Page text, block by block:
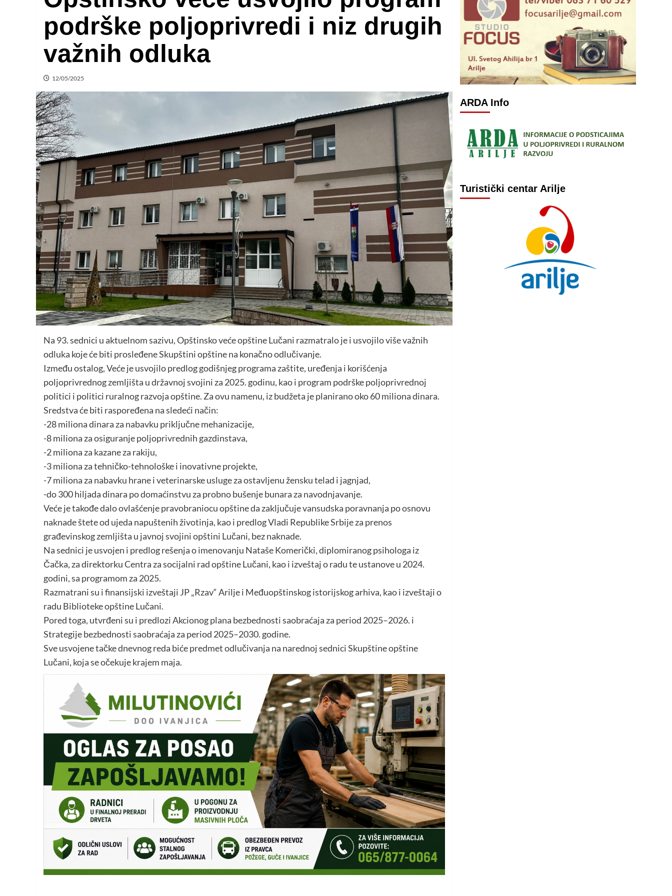
podrške poljoprivredi i niz drugih
važnih odluka
12/05/2025
Na 93. sednici u aktuelnom sazivu, Opštinsko veće opštine Lučani razmatralo je i usvojilo više važnih
odluka koje će biti prosleđene Skupštini opštine na konačno odlučivanje.
Između ostalog, Veće je usvojilo predlog godišnjeg programa zaštite, uređenja i korišćenja
poljoprivrednog zemljišta u državnoj svojini za 2025. godinu, kao i program podrške poljoprivrednoj
politici i politici ruralnog razvoja opštine. Za ovu namenu, iz budžeta je planirano oko 60 miliona dinara.
Sredstva će biti raspoređena na sledeći način:
-28 miliona dinara za nabavku priključne mehanizacije,
-8 miliona za osiguranje poljoprivrednih gazdinstava,
-2 miliona za kazane za rakiju,
-3 miliona za tehničko-tehnološke i inovativne projekte,
-7 miliona za nabavku hrane i veterinarske usluge za ostavljenu žensku telad i jagnjad,
-do 300 hiljada dinara po domaćinstvu za probno bušenje bunara za navodnjavanje.
Veće je takođe dalo ovlašćenje pravobraniocu opštine da zaključuje vansudska poravnanja po osnovu
naknade štete od ujeda napuštenih životinja, kao i predlog Vladi Republike Srbije za prenos
građevinskog zemljišta u javnoj svojini opštini Lučani, bez naknade.
Na sednici je usvojen i predlog rešenja o imenovanju Nataše Komerički, diplomiranog psihologa iz
Čačka, za direktorku Centra za socijalni rad opštine Lučani, kao i izveštaj o radu te ustanove u 2024.
godini, sa programom za 2025.
Razmatrani su i finansijski izveštaji JP „Rzav“ Arilje i Međuopštinskog istorijskog arhiva, kao i izveštaji o
radu Biblioteke opštine Lučani.
Pored toga, utvrđeni su i predlozi Akcionog plana bezbednosti saobraćaja za period 2025–2026. i
Strategije bezbednosti saobraćaja za period 2025–2030. godine.
Sve usvojene tačke dnevnog reda biće predmet odlučivanja na narednoj sednici Skupštine opštine
Lučani, koja se očekuje krajem maja.
ARDA Info
Turistički centar Arilje